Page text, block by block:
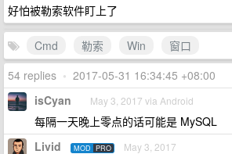
好怕被勒索软件盯上了
Cmd 勒索 Win
窗口
54 replies • 2017-05-31 16:34:45 +08:00
isCyan May 3, 2017 via Android
每隔一天晚上零点的话可能是 MySQL
Livid MOD PRO May 3, 2017